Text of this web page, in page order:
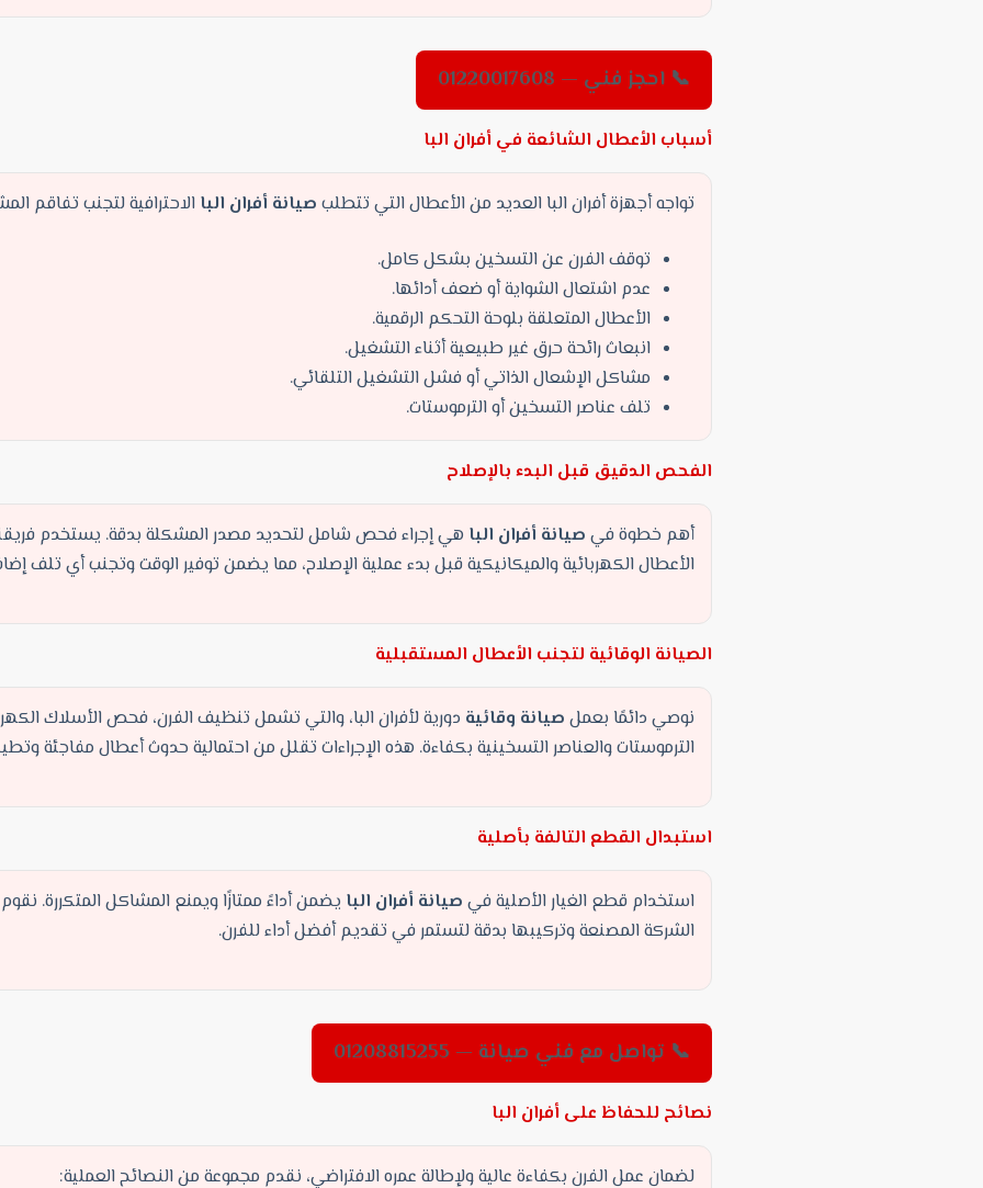
📞 احجز فني — 01220017608
أسباب الأعطال الشائعة في أفران البا
تواجه أجهزة أفران البا العديد من الأعطال التي تتطلب صيانة أفران البا الاحترافية لتجنب تفاقم
توقف الفرن عن التسخين بشكل كامل.
عدم اشتعال الشواية أو ضعف أدائها.
الأعطال المتعلقة بلوحة التحكم الرقمية.
انبعاث رائحة حرق غير طبيعية أثناء التشغيل.
مشاكل الإشعال الذاتي أو فشل التشغيل التلقائي.
تلف عناصر التسخين أو الترموستات.
الفحص الدقيق قبل البدء بالإصلاح
أهم خطوة في صيانة أفران البا هي إجراء فحص شامل لتحديد مصدر المشكلة بدقة. يستخدم
الأعطال الكهربائية والميكانيكية قبل بدء عملية الإصلاح، مما يضمن توفير الوقت وتجنب أي تلف
الصيانة الوقائية لتجنب الأعطال المستقبلية
نوصي دائمًا بعمل صيانة وقائية دورية لأفران البا، والتي تشمل تنظيف الفرن، فحص الأسلاك
الترموستات والعناصر التسخينية بكفاءة. هذه الإجراءات تقلل من احتمالية حدوث أعطال مفاجئة
استبدال القطع التالفة بأصلية
استخدام قطع الغيار الأصلية في صيانة أفران البا يضمن أداءً ممتازًا ويمنع المشاكل المتكررة.
الشركة المصنعة وتركيبها بدقة لتستمر في تقديم أفضل أداء للفرن.
📞 تواصل مع فني صيانة — 01208815255
نصائح للحفاظ على أفران البا
لضمان عمل الفرن بكفاءة عالية ولإطالة عمره الافتراضي، نقدم مجموعة من النصائح العملية: